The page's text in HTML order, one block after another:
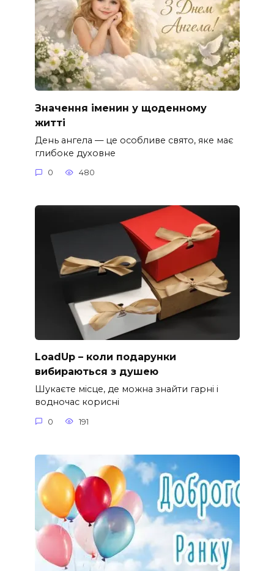
Значення іменин у щоденному
житті
День ангела — це особливе свято, яке має
глибоке духовне
0 480
LoadUp – коли подарунки
вибираються з душею
Шукаєте місце, де можна знайти гарні і
водночас корисні
0 191